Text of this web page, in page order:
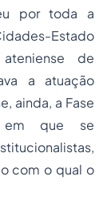
por toda a
Estado
de
a atuação
ainda, a Fase
em que se
com o qual o